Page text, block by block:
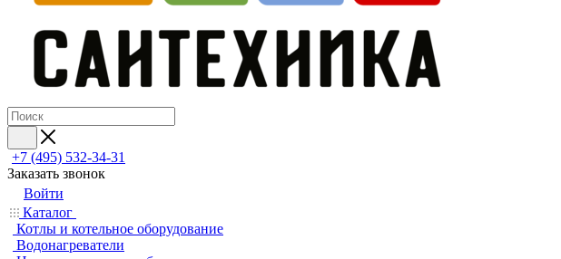
+7 (495) 532‑34‑31
Заказать звонок
Войти
Каталог
Котлы и котельное оборудование
Водонагреватели